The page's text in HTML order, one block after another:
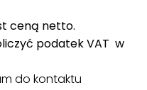
ceną netto.
podatek VAT w
do kontaktu